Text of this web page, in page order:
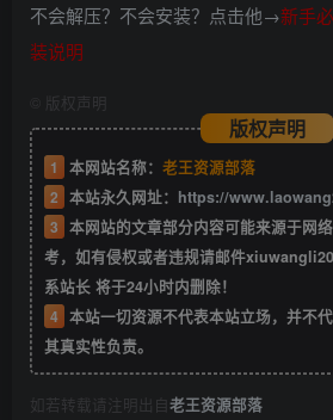
不会解压？不会安装？点击他→新手
装说明
版权声明
版权声明
1 本网站名称： 老王资源部落
2 本站永久网址： https://
3 本网站的文章部分内容可能来源于网
考，如有侵权或者违规请邮件
系站长 将于24小时内删除！
4 本站一切资源不代表本站立场，并不
其真实性负责。
如若转载请注明出自老王资源部落